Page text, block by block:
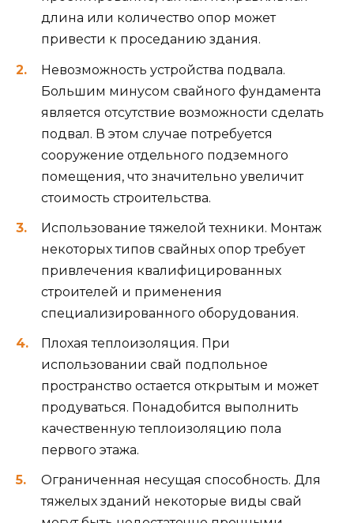
длина или количество опор может
привести к проседанию здания.
Невозможность устройства подвала.
Большим минусом свайного фундамента
является отсутствие возможности сделать
подвал. В этом случае потребуется
сооружение отдельного подземного
помещения, что значительно увеличит
стоимость строительства.
Использование тяжелой техники. Монтаж
некоторых типов свайных опор требует
привлечения квалифицированных
строителей и применения
специализированного оборудования.
Плохая теплоизоляция. При
использовании свай подпольное
пространство остается открытым и может
продуваться. Понадобится выполнить
качественную теплоизоляцию пола
первого этажа.
Ограниченная несущая способность. Для
тяжелых зданий некоторые виды свай